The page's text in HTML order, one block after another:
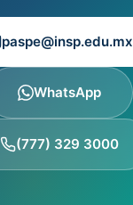
paspe@insp.edu.mx
WhatsApp
(777) 329 3000